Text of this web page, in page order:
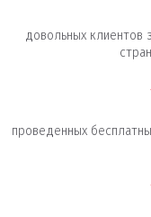
довольных клиентов
проведенных